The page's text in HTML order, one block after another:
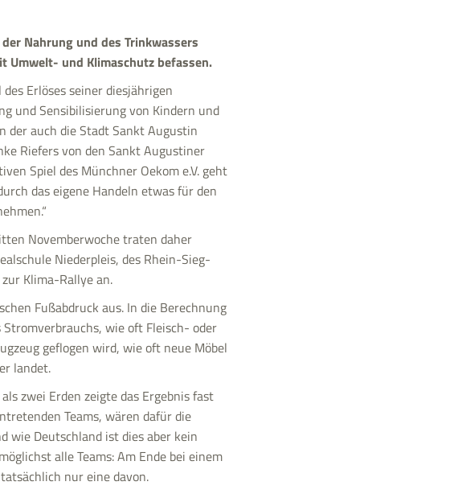
Nahrung und des Trinkwassers
Umwelt- und Klimaschutz befassen.
Erlöses seiner diesjährigen
und Sensibilisierung von Kindern und
der auch die Stadt Sankt Augustin
Riefers von den Sankt Augustiner
Spiel des Münchner Oekom e.V. geht
das eigene Handeln etwas für den
Novemberwoche traten daher
Niederpleis, des Rhein-Sieg-
Klima-Rallye an.
Fußabdruck aus. In die Berechnung
wie oft Fleisch- oder
geflogen wird, wie oft neue Möbel
landet.
zwei Erden zeigte das Ergebnis fast
Teams, wären dafür die
wie Deutschland ist dies aber kein
alle Teams: Am Ende bei einem
nur eine davon.